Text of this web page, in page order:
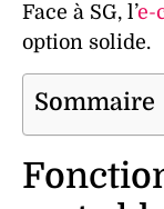
Face à SG, l’e-
option solide.
Sommaire